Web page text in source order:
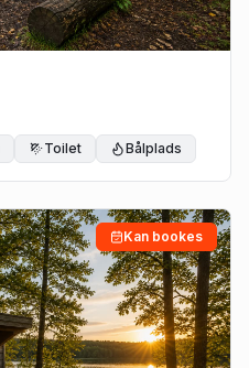
Toilet Bålplads
Kan bookes